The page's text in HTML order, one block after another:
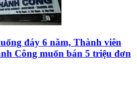
đáy 6 năm, Thành viên
Công muốn bán 5 triệu đơn